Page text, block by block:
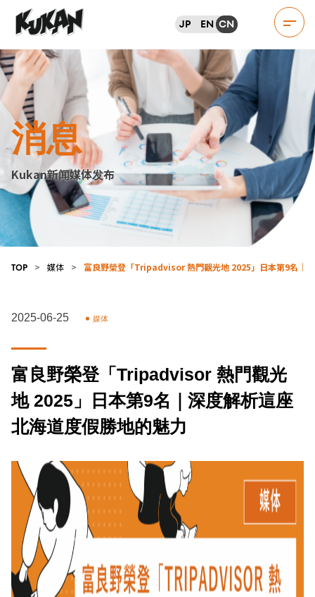
JP EN CN
消息
Kukan新闻媒体发布
TOP > 媒体 > 富良野榮登「Tripadvisor 熱門觀光地 2025」日本第9名｜
2025-06-25 媒体
富良野榮登「Tripadvisor 熱門觀光
地 2025」日本第9名｜深度解析這座
北海道度假勝地的魅力